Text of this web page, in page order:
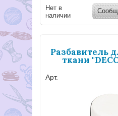
Нет в
наличии
Разбавитель
ткани
Арт.